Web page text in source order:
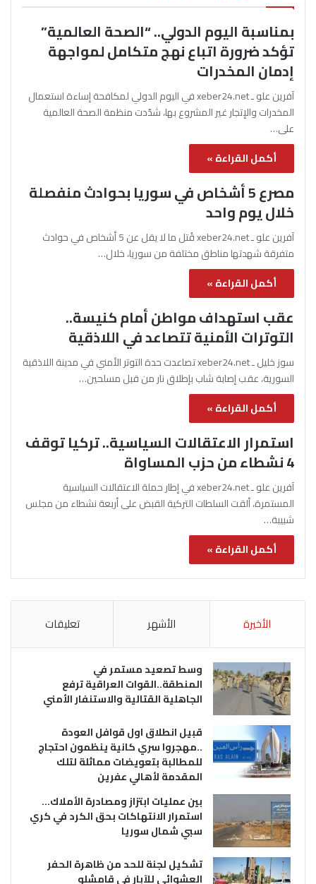
بمناسبة اليوم الدولي.. “الصحة العالمية”
تؤكد ضرورة اتباع نهج متكامل لمواجهة
إدمان المخدرات
آفرين علو ـ xeber24.net في اليوم الدولي لمكافحة إساءة استعمال
المخدرات والإتجار غير المشروع بها، شدّدت منظمة الصحة العالمية
على…
أكمل القراءة »
مصرع 5 أشخاص في سوريا بحوادث منفصلة
خلال يوم واحد
آفرين علو ـ xeber24.net قُتل ما لا يقل عن 5 أشخاص في حوادث
متفرقة شهدتها مناطق مختلفة من سوريا، خلال…
أكمل القراءة »
عقب استهداف مواطن أمام كنيسة..
التوترات الأمنية تتصاعد في اللاذقية
سوز خليل ـ xeber24.net تصاعدت حدة التوتر الأمني في مدينة اللاذقية
السورية، عقب إصابة شاب بإطلاق نار من قبل مسلحين…
أكمل القراءة »
استمرار الاعتقالات السياسية.. تركيا توقف
4 نشطاء من حزب المساواة
آفرين علو ـ xeber24.net في إطار حملة الاعتقالات السياسية
المستمرة، ألقت السلطات التركية القبض على أربعة نشطاء من مجلس
شبيبة…
أكمل القراءة »
الأخيرة الأشهر تعليقات
وسط تصعيد مستمر في
المنطقة..القوات العراقية ترفع
الجاهلية القتالية والاستنفار الأمني
قبيل انطلاق اول قوافل العودة
..مهجروا سري كانية ينظمون احتجاج
للمطالبة بتعويضات مماثلة لتلك
المقدمة لأهالي عفرين
بين عمليات ابتزاز ومصادرة الأملاك…
استمرار الانتهاكات بحق الكرد في كري
سبي شمال سوريا
تشكيل لجنة للحد من ظاهرة الحفر
العشوائي للآبار في قامشلو